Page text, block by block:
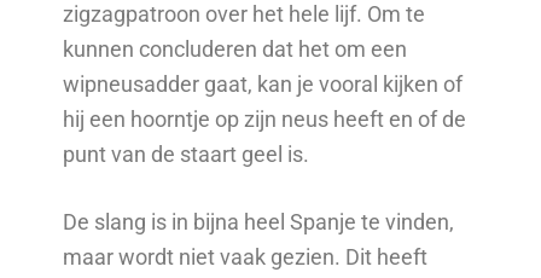
zigzagpatroon over het hele lijf. Om te
kunnen concluderen dat het om een
wipneusadder gaat, kan je vooral kijken of
hij een hoorntje op zijn neus heeft en of de
punt van de staart geel is.
De slang is in bijna heel Spanje te vinden,
maar wordt niet vaak gezien. Dit heeft